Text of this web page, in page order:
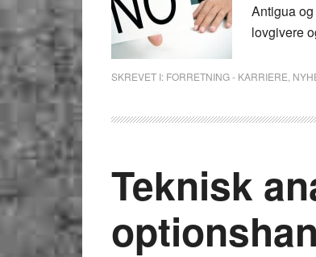
Antigua
lovgivere
SKREVET I: FORRETNING - KARRIERE
Teknisk